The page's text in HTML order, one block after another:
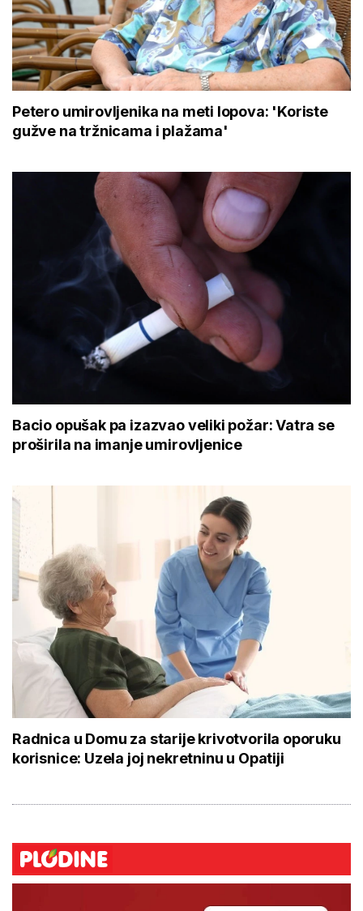
Petero umirovljenika na meti lopova: 'Koriste
gužve na tržnicama i plažama'
Bacio opušak pa izazvao veliki požar: Vatra se
proširila na imanje umirovljenice
Radnica u Domu za starije krivotvorila oporuku
korisnice: Uzela joj nekretninu u Opatiji